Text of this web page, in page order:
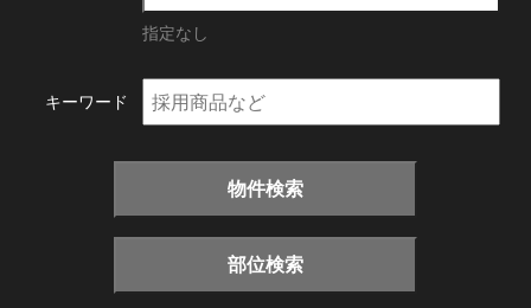
指定なし
キーワード
物件検索
部位検索